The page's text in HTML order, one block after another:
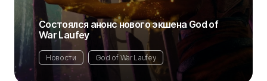
Состоялся анонс нового экшена God of
War Laufey
Новости God of War Laufey